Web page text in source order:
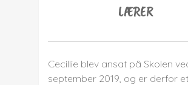
LÆRER
Cecillie blev ansat på Skolen
september 2019, og er derfor